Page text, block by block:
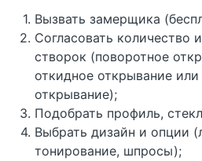
Вызвать замерщика
Согласовать количество
створок (поворотное
откидное открывание
открывание);
Подобрать профиль,
Выбрать дизайн и опции
тонирование, шпросы);